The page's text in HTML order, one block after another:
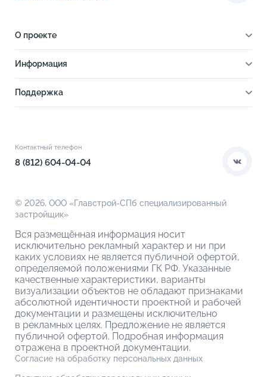
О проекте
Инфраструктура
Благоустройство
Информация
Поддержка
О компании
Контактный телефон
8 (812) 604-04-04
© 2026, ООО «Главстрой-СПб специализированный
застройщик»
Вся размещённая информация носит
исключительно рекламный характер и ни при
каких условиях не является публичной офертой,
определяемой положениями ГК РФ. Указанные
качественные характеристики, варианты
визуализации объектов не обладают признаками
абсолютной идентичности проектной и рабочей
документации и размещены исключительно
в рекламных целях. Предложение не является
публичной офертой. Подробная информация
отражена в проектной документации.
Согласие на обработку персональных данных